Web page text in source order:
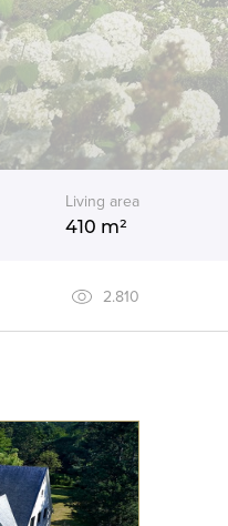
Living area
410 m²
2.810